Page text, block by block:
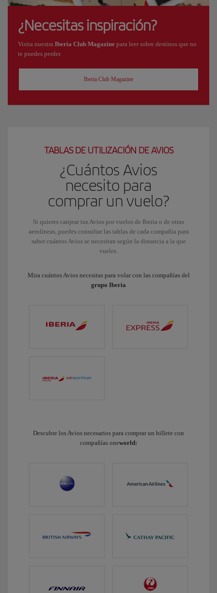
¿Necesitas inspiración?
Visita nuestra Iberia Club Magazine para leer sobre destinos que no
te puedes perder.
Iberia Club Magazine
TABLAS DE UTILIZACIÓN DE AVIOS
¿Cuántos Avios
necesito para
comprar un vuelo?
Si quieres canjear tus Avios por vuelos de Iberia o de otras
aerolíneas, puedes consultar las tablas de cada compañía para
saber cuántos Avios se necesitan según la distancia a la que
vueles.
Mira cuántos Avios necesitas para volar con las compañías del
grupo Iberia
Descubre los Avios necesarios para comprar un billete con
compañías oneworld: